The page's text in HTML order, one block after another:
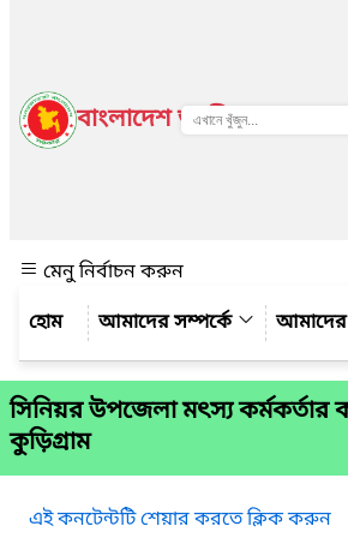
বাংলাদেশ জাতীয় তথ্য
মেনু নির্বাচন করুন
আমাদের সম্পর্কে
আমাদের
সিনিয়র উপজেলা মৎস্য কর্মকর্তার
কুড়িগ্রাম
এই কনটেন্টটি শেয়ার করতে ক্লিক করুন